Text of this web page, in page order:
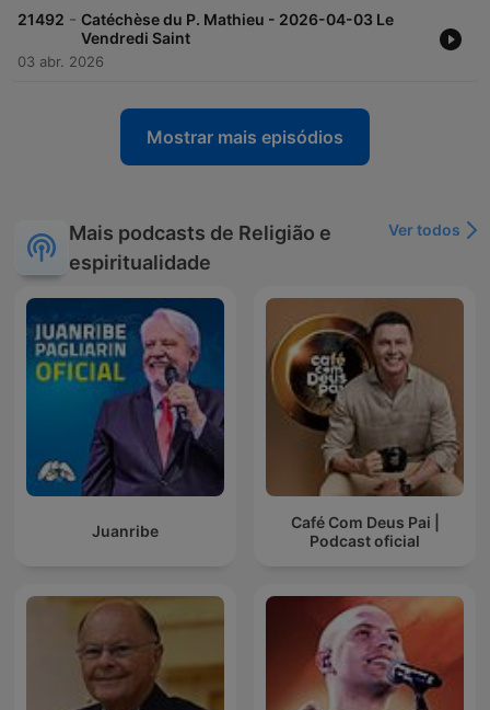
21492 - Catéchèse du P. Mathieu - 2026-04-03 Le
Vendredi Saint
03 abr. 2026
Mostrar mais episódios
Mais podcasts de Religião e
espiritualidade
Ver todos
Juanribe
Café Com Deus Pai |
Podcast oficial